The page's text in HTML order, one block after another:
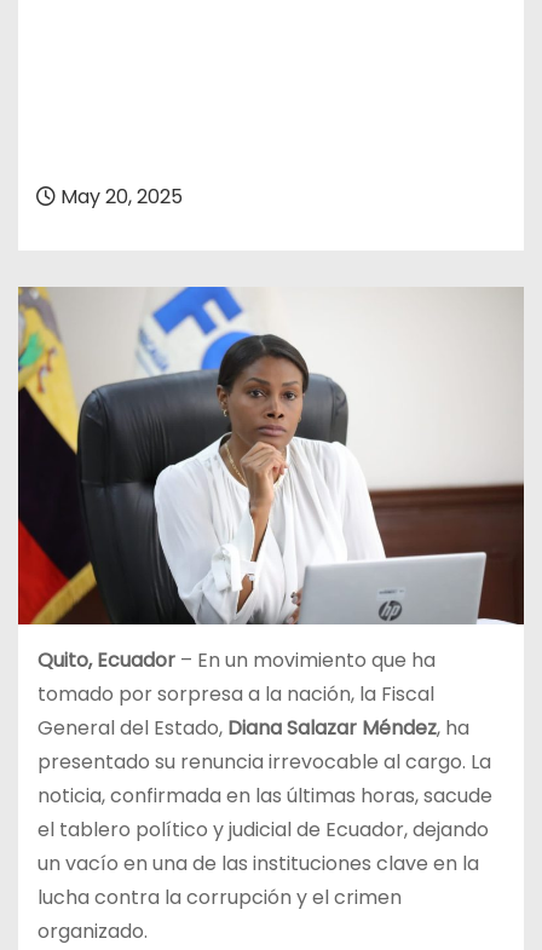
May 20, 2025
Quito, Ecuador – En un movimiento que ha
tomado por sorpresa a la nación, la Fiscal
General del Estado, Diana Salazar Méndez, ha
presentado su renuncia irrevocable al cargo. La
noticia, confirmada en las últimas horas, sacude
el tablero político y judicial de Ecuador, dejando
un vacío en una de las instituciones clave en la
lucha contra la corrupción y el crimen
organizado.